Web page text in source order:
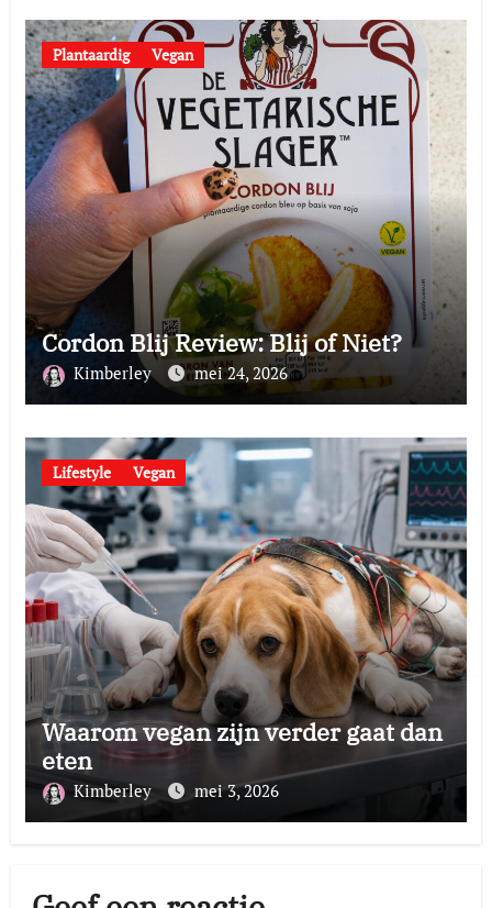
Plantaardig Vegan
Cordon Blij Review: Blij of Niet?
Kimberley mei 24, 2026
Lifestyle Vegan
Waarom vegan zijn verder gaat dan
eten
Kimberley mei 3, 2026